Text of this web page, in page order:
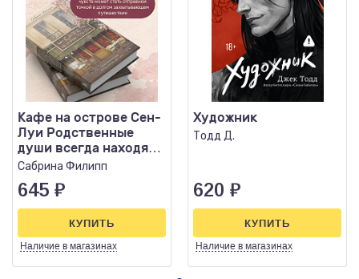
Кафе на острове Сен-
Луи Родственные
души всегда находят
друг друга
Сабрина Филипп
645 ₽
Наличие в магазинах
КУПИТЬ
Художник
Тодд Д.
620 ₽
Наличие в магазинах
КУПИТЬ